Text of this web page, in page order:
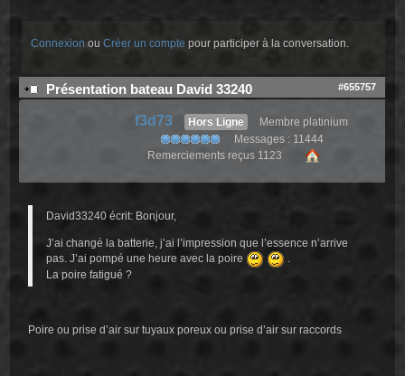
Connexion ouCréer un compte pour participer à la conversation.
Présentation bateau David 33240 #655757
f3d73 Hors Ligne
Membre platinium
Messages : 11444
Remerciements reçus 1123
David33240 écrit: Bonjour,
J’ai changé la batterie, j’ai l’impression que l’essence n’arrive
pas. J’ai pompé une heure avec la poire
La poire fatigué ?
Poire ou prise d’air sur tuyaux poreux ou prise d’air sur raccords